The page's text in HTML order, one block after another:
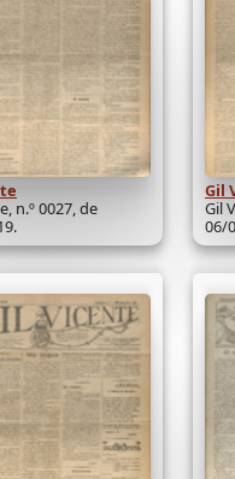
n.º 0027, de
Gil
Gil
06/